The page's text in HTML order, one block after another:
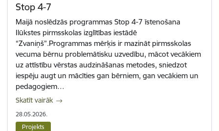
Stop 4-7
Maijā noslēdzās programmas Stop 4-7 īstenošana
Ilūkstes pirmsskolas izglītības iestādē
“Zvaniņš”.Programmas mērķis ir mazināt pirmsskolas
vecuma bērnu problemātisku uzvedību, mācot vecākiem
uz attīstību vērstas audzināšanas metodes, sniedzot
iespēju augt un mācīties gan bērniem, gan vecākiem un
pedagogiem…
Skatīt vairāk
28.05.2026.
Projekts